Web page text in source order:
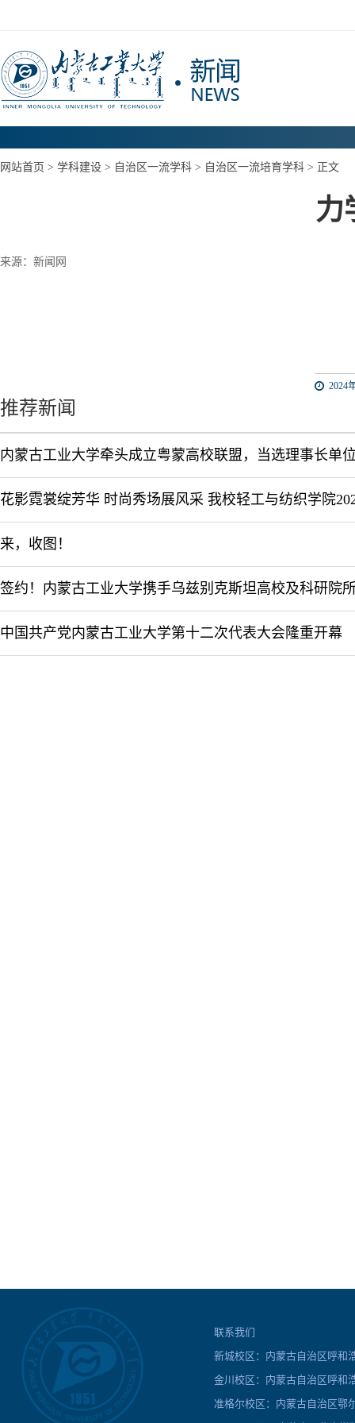
网站首页 > 学科建设 > 自治区一流学科 > 自治区一流培育学科 > 正文
力
来源：新闻网
2024
推荐新闻
内蒙古工业大学牵头成立粤蒙高校联盟，当选理事长单
来，收图！
中国共产党内蒙古工业大学第十二次代表大会隆重开幕
联系我们
新城校区：内蒙古自治区呼
金川校区：内蒙古自治区呼
准格尔校区：内蒙古自治区